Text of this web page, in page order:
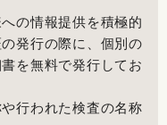
の情報提供を積極的
発行の際に、個別の
を無料で発行してお
行われた検査の名称